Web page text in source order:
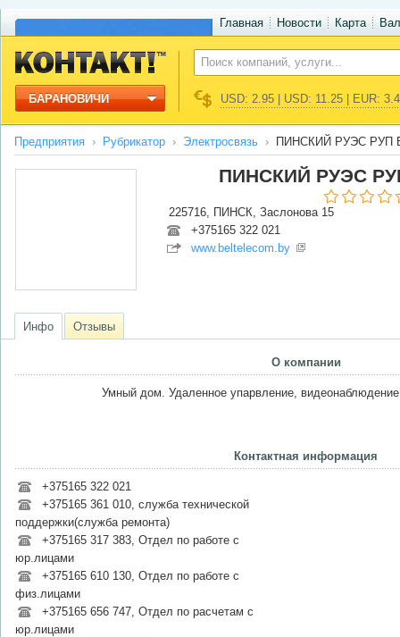
Главная Новости Карта
БАРАНОВИЧИ USD: 2.95 | USD: 11.25 | EUR:
Предприятия Рубрикатор Электросвязь ПИНСКИЙ РУЭС РУП
ПИНСКИЙ РУЭС
225716, ПИНСК, Заслонова 15
+375165 322 021
www.beltelecom.by
Инфо Отзывы
О компании
Умный дом. Удаленное упарвление,
Контактная информация
+375165 322 021
+375165 361 010, служба технической
поддержки(служба ремонта)
+375165 317 383, Отдел по работе с
юр.лицами
+375165 610 130, Отдел по работе с
физ.лицами
+375165 656 747, Отдел по расчетам с
юр.лицами